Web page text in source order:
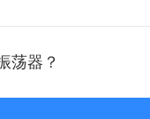
荡器？